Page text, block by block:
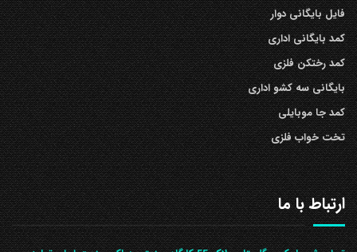
فایل بایگانی دوار
کمد بایگانی اداری
کمد رختکن فلزی
بایگانی سه کشو اداری
کمد جا موبایلی
تخت خواب فلزی
ارتباط با ما